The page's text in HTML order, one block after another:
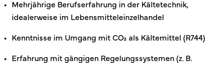
Mehrjährige Berufserfahrung in der Kältetechnik,
idealerweise im Lebensmitteleinzelhandel
Kenntnisse im Umgang mit CO₂ als Kältemittel (R744)
Erfahrung mit gängigen Regelungssystemen (z. B.